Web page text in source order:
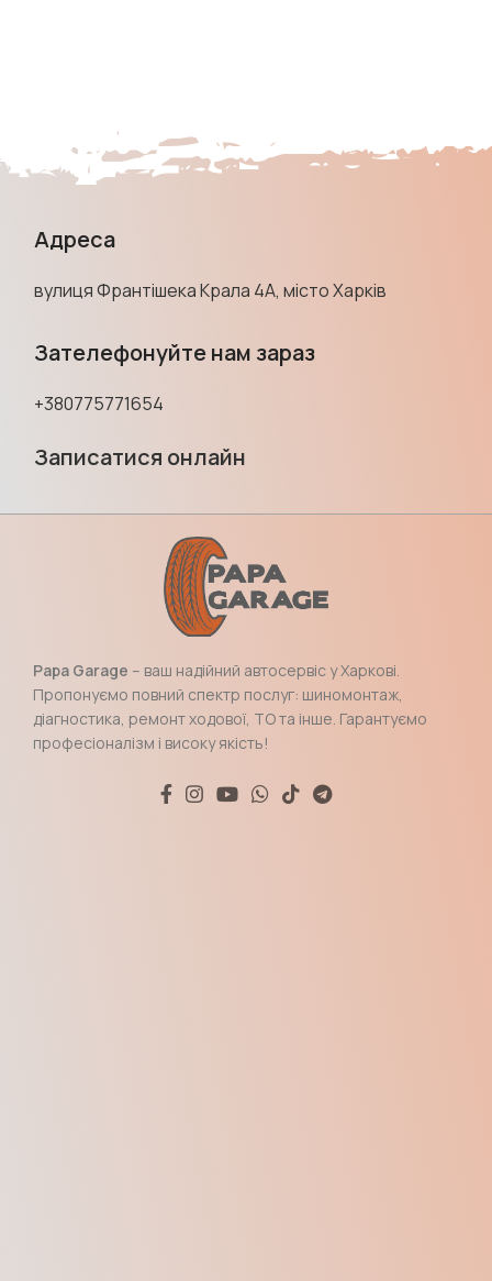
Адреса
вулиця Франтішека Крала 4А, місто Харків
Зателефонуйте нам зараз
+380775771654
Записатися онлайн
Papa Garage – ваш надійний автосервіс у Харкові.
Пропонуємо повний спектр послуг: шиномонтаж,
діагностика, ремонт ходової, ТО та інше. Гарантуємо
професіоналізм і високу якість!